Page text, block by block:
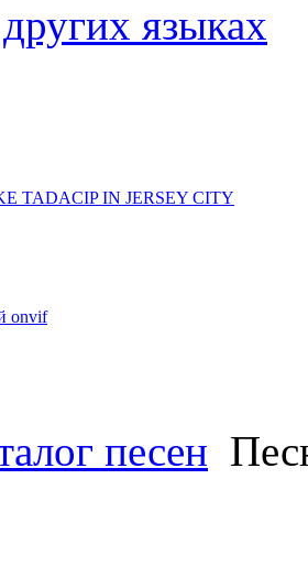
языках
TADACIP IN JERSEY CITY
onvif
песен